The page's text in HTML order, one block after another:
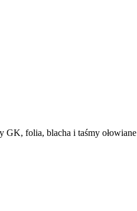
GK, folia, blacha i taśmy ołowiane